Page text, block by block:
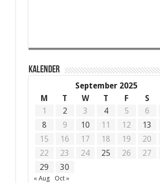
KALENDER
September 2025
M
T W T F S
1
2 3 4 5 6
8
9 10 11 12 13
15
16 17 18 19 20
22
23 24 25 26 27
29
30
« Aug Oct »